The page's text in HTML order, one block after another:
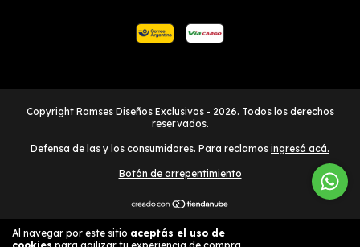
Al navegar por este sitio aceptás el uso de
Copyright Ramses Diseños Exclusivos - 2026. Todos los derechos
reservados.
Defensa de las y los consumidores. Para reclamos ingresá acá.
Botón de arrepentimiento